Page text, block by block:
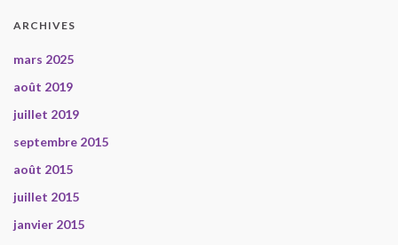
ARCHIVES
mars 2025
août 2019
juillet 2019
septembre 2015
août 2015
juillet 2015
janvier 2015